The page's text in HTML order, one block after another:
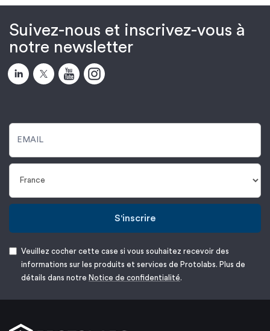
Suivez-nous et inscrivez-vous à
notre newsletter
S'inscrire
Veuillez cocher cette case si vous souhaitez recevoir des
informations sur les produits et services de Protolabs. Plus de
détails dans notre Notice de confidentialité.